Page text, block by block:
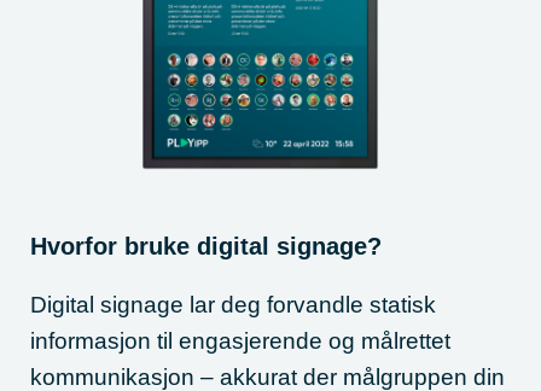
Hvorfor bruke digital signage?
Digital signage lar deg forvandle statisk
informasjon til engasjerende og målrettet
kommunikasjon – akkurat der målgruppen din